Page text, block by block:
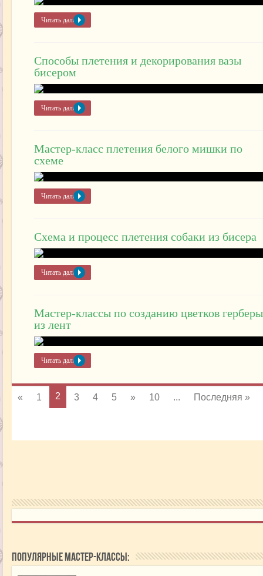
Читать далее »
Способы плетения и декорирования вазы
бисером
Читать далее »
Мастер-класс плетения белого мишки по
схеме
Читать далее »
Схема и процесс плетения собаки из бисера
Читать далее »
Мастер-классы по созданию цветков герберы
из лент
Читать далее »
« 1 2 3 4 5 » 10 ... Последняя »
Популярные мастер-классы: